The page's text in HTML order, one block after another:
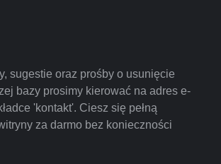
sugestie oraz prośby o usunięcie
bazy prosimy kierować na adres e-
'kontakt'. Ciesz się pełną
za darmo bez konieczności